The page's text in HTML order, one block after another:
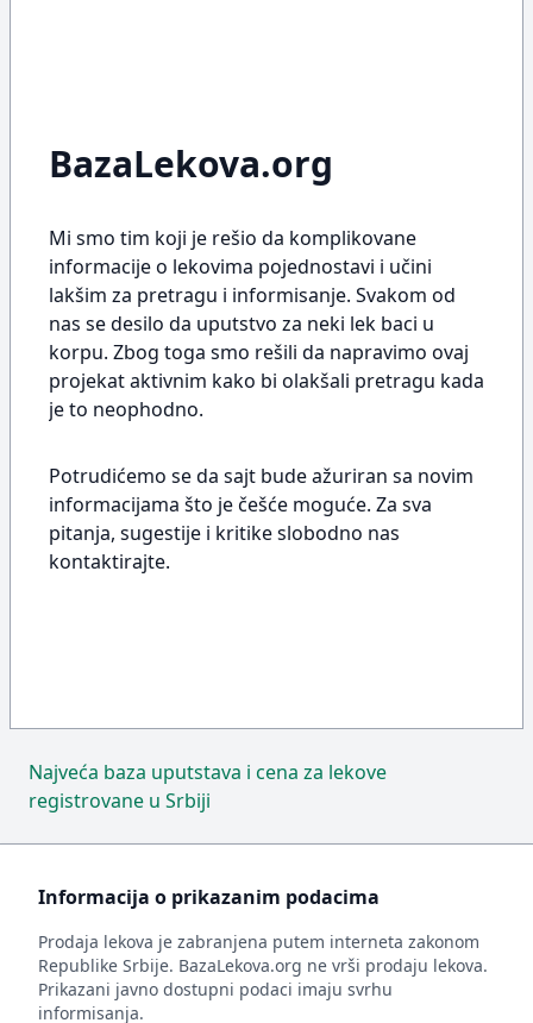
BazaLekova.org
Mi smo tim koji je rešio da komplikovane
informacije o lekovima pojednostavi i učini
lakšim za pretragu i informisanje. Svakom od
nas se desilo da uputstvo za neki lek baci u
korpu. Zbog toga smo rešili da napravimo ovaj
projekat aktivnim kako bi olakšali pretragu kada
je to neophodno.
Potrudićemo se da sajt bude ažuriran sa novim
informacijama što je češće moguće. Za sva
pitanja, sugestije i kritike slobodno nas
kontaktirajte.
Najveća baza uputstava i cena za lekove
registrovane u Srbiji
Informacija o prikazanim podacima
Prodaja lekova je zabranjena putem interneta zakonom
Republike Srbije. BazaLekova.org ne vrši prodaju lekova.
Prikazani javno dostupni podaci imaju svrhu
informisanja.